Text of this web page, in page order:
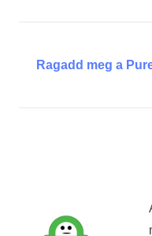
Ragadd meg a